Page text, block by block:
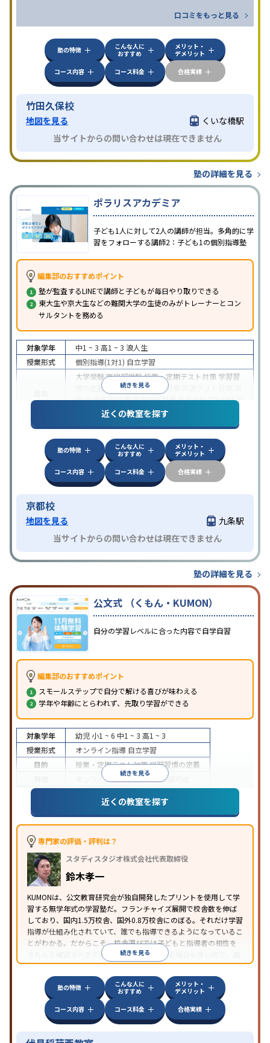
口コミをもっと見る
塾の特徴
こんな人に
おすすめ
メリット・
デメリット
コース内容
コース料金 合格実績
竹田久保校
地図を見る
くいな橋駅
当サイトからの問い合わせは現在できません
塾の詳細を見る
ポラリスアカデミア
子ども1人に対して2人の講師が担当。多角的に学
習をフォローする講師2：子ども1の個別指導塾
編集部のおすすめポイント
塾が監査するLINEで講師と子どもが毎日やり取りできる
東大生や京大生などの難関大学の生徒のみがトレーナーとコン
サルタントを務める
続きを見る
対象学年 中1 ~ 3 高1 ~ 3 浪人生
授業形式
個別指導(1対1) 自立学習
大学受験医学部受験授業・定期テスト対策 学習習
慣の定着
国公立大対策 私大対策
検(英語検定)対策数学特化対策その他科目別特化対
中高一貫校生に対応授業の振替可能不登校生に対
応学習にPC・タブレットを利用オンライン対応
習室あり
近くの教室を探す
塾の特徴
こんな人に
おすすめ
メリット・
デメリット
コース内容
コース料金 合格実績
京都校
地図を見る
九条駅
当サイトからの問い合わせは現在できません
塾の詳細を見る
公文式 （くもん・KUMON）
自分の学習レベルに合った内容で自学自習
編集部のおすすめポイント
スモールステップで自分で解ける喜びが味わえる
学年や年齢にとらわれず、先取り学習ができる
続きを見る
対象学年 幼児 小1 ~ 6 中1 ~ 3 高1 ~ 3
授業形式
オンライン指導 自立学習
目的
授業・定期テスト対策学習習慣の定着
オンライン対応1科目から受講可能
近くの教室を探す
専門家の評価・評判は？
スタディスタジオ株式会社代表取締役
鈴木孝一
KUMONは、公文教育研究会が独自開発したプリントを使用して学
習する無学年式の学習塾だ。フランチャイズ展開で校舎数を伸ば
しており、国内1.5万校舎、国外0.8万校舎にのぼる。それだけ学習
指導が仕組み化されていて、誰でも指導できるようになっているこ
とがわかる。だからこそ、校舎選びでは子どもと指導者の相性を
きちんと確認すべきである。近所に2校舎ある場合も多いので、両
方見学してみることをオススメする。
続きを見る
塾の特徴
こんな人に
おすすめ
メリット・
デメリット
コース内容
コース料金 合格実績